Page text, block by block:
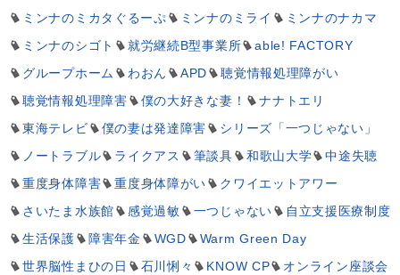
ミンナのミカタぐるーぷ ミンナのミライ
ミンナのナカマ
ミンナのシゴト
就労継続B型事業所
able! FACTORY
グループホーム
わおん APD
聴覚情報処理障がい
聴覚情報処理障害
僕の大好きな妻！
ナナトエリ
東海テレビ
僕の妻は発達障害
シリーズ「一つじゃない」
ノートラブル
ライクアス 筆談具 和歌山大学
中途失聴
重度身体障害
重度身体障がい
クワイエットアワー
さいたま水族館
感覚過敏 一つじゃない
自立支援医療制度
生活保護
障害年金 WGD
Warm Green Day
世界脳性まひの日
石川悧々 KNOW CP
オンライン座談会